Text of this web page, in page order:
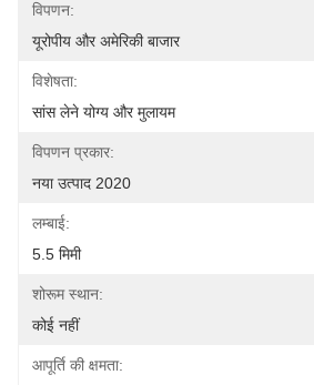
विपणन:
यूरोपीय और अमेरिकी बाजार
विशेषता:
सांस लेने योग्य और मुलायम
विपणन प्रकार:
नया उत्पाद 2020
लम्बाई:
5.5 मिमी
शोरूम स्थान:
कोई नहीं
आपूर्ति की क्षमता: